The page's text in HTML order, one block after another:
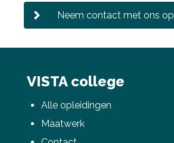
Neem contact met ons op
VISTA college
Alle opleidingen
Maatwerk